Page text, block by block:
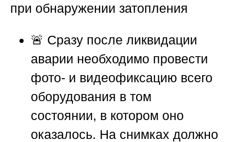
при обнаружении затопления
🚨 Сразу после ликвидации
аварии необходимо провести
фото- и видеофиксацию всего
оборудования в том
состоянии, в котором оно
оказалось. На снимках должно